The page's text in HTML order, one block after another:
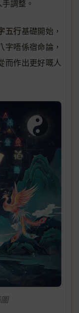
調整。
五行基礎開始，
字唔係宿命論，
而作出更好嘅人